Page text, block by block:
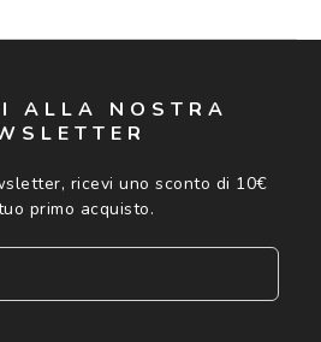
ALLA NOSTRA
ricevi uno sconto di 10€
primo acquisto.